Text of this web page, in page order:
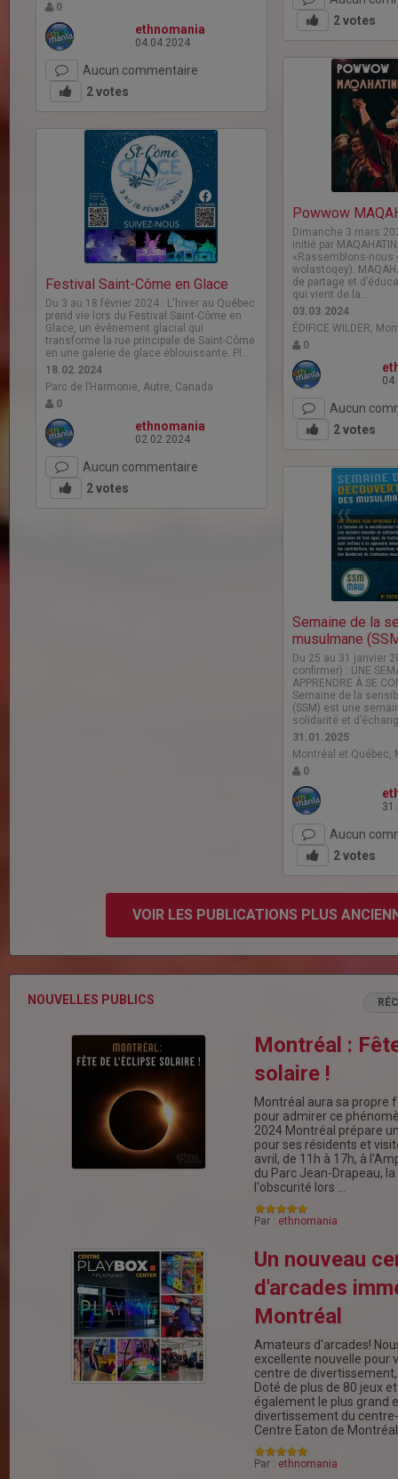
2votes
0
ethnomania
04.04.2024
Aucun commentaire
2votes
Powwow
Dimanche 3 mars
initié par
«Rassemblons-nous
wolastoqey).
de partage et
qui vient de la…
03.03.2024
ÉDIFICE WILDER,
0
Aucun
2votes
Festival Saint-Côme en Glace
Du 3 au 18 février 2024 : L'hiver au Québec
prend vie lors du Festival Saint-Côme en
Glace, un événement glacial qui
transforme la rue principale de Saint-Côme
en une galerie de glace éblouissante. Pl…
18.02.2024
Parc de l’Harmonie, Autre, Canada
0
ethnomania
02.02.2024
Aucun commentaire
2votes
Semaine de la
musulmane
Du 25 au 31 janvier
confirmer) : UNE
APPRENDRE À SE
Semaine de la
(SSM) est une
solidarité et
31.01.2025
Montréal et Québec,
0
Aucun
2votes
VOIR LES PUBLICATIONS PLUS
NOUVELLES PUBLICS
Montréal :
solaire !
Montréal aura sa propre
pour admirer ce
2024 Montréal prépare
pour ses résidents et
avril, de 11h à 17h, à
du Parc Jean-Drapeau,
l'obscurité lors …
Par : ethnomania
Un nouveau
d'arcades
Montréal
Amateurs d'arcades!
excellente nouvelle pour
centre de divertissement,
Doté de plus de 80 jeux
également le plus grand
divertissement du
Centre Eaton de
Par : ethnomania